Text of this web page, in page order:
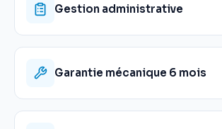
Gestion administrative
Garantie mécanique 6 mois